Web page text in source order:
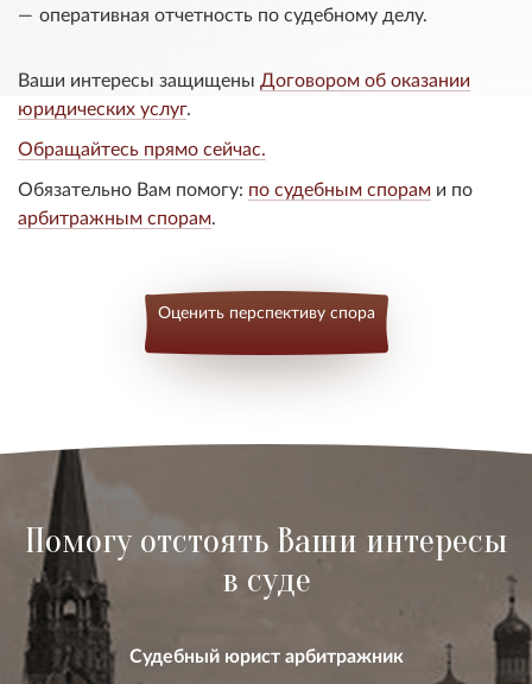
оперативная отчетность по судебному делу.
Ваши интересы защищены Договором об оказании
юридических услуг.
Обращайтесь прямо сейчас.
Обязательно Вам помогу: по судебным спорам и по
арбитражным спорам
Оценить перспективу спора
Помогу отстоять Ваши интересы
в суде
Судебный юрист арбитражник